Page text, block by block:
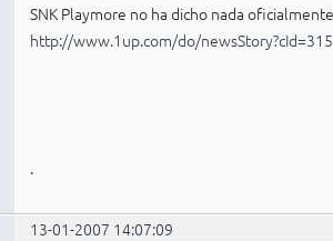
SNK Playmore no ha dicho nada
http://www.1up.com/do/
.
13-01-2007 14:07:09